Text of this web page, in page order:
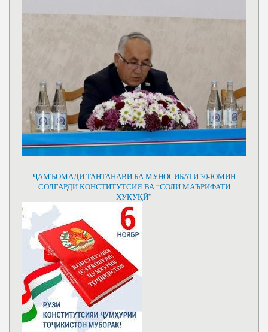
ҶАМЪОМАДИ ТАНТАНАВӢ БА МУНОСИБАТИ 30-ЮМИН
СОЛГАРДИ КОНСТИТУТСИЯ ВА “СОЛИ МАЪРИФАТИ
ҲУҚУҚӢ”